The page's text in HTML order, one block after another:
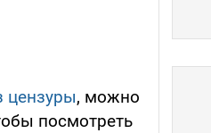
цензуры, можно
посмотреть